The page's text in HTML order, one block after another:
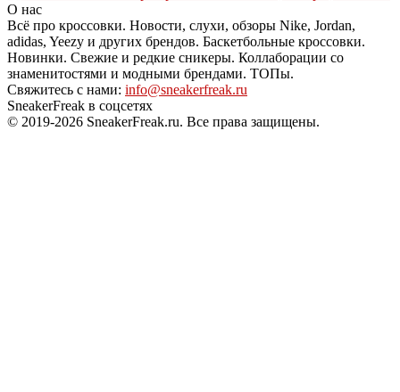
О нас
Всё про кроссовки. Новости, слухи, обзоры Nike, Jordan,
adidas, Yeezy и других брендов. Баскетбольные кроссовки.
Новинки. Свежие и редкие сникеры. Коллаборации со
знаменитостями и модными брендами. ТОПы.
Свяжитесь с нами: info@sneakerfreak.ru
SneakerFreak в соцсетях
© 2019-2026 SneakerFreak.ru. Все права защищены.